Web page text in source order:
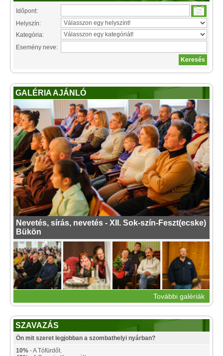
Időpont:
Helyszín:
Kategória:
Esemény neve:
GALÉRIA AJÁNLÓ
Nevetés, sírás, nevetés - XII. Sok-szín-Feszt(ecske)
Bükön
További galériák
SZAVAZÁS
Ön mit szeret legjobban a szombathelyi nyárban?
10% - A Tófürdőt.